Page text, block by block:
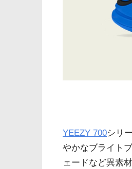
YEEZY 700シリ
やかなブライト
ェードなど異素